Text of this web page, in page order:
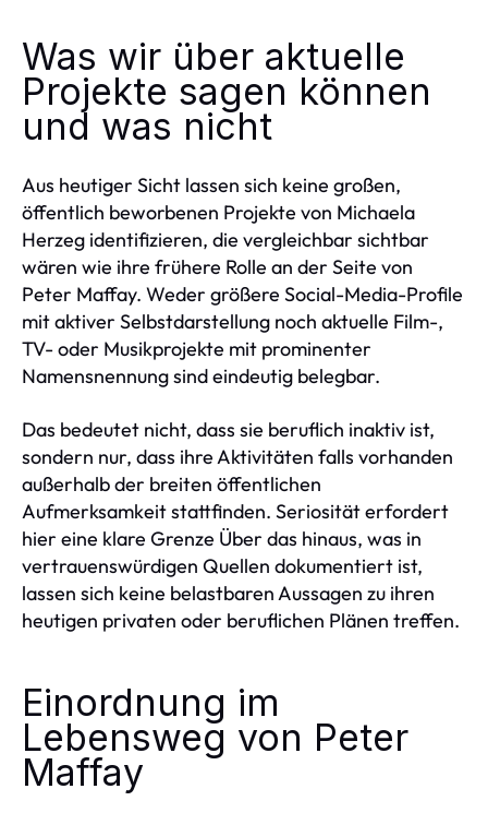
Was wir über aktuelle
Projekte sagen können
und was nicht
Aus heutiger Sicht lassen sich keine großen,
öffentlich beworbenen Projekte von Michaela
Herzeg identifizieren, die vergleichbar sichtbar
wären wie ihre frühere Rolle an der Seite von
Peter Maffay. Weder größere Social-Media-Profile
mit aktiver Selbstdarstellung noch aktuelle Film-,
TV- oder Musikprojekte mit prominenter
Namensnennung sind eindeutig belegbar.
Das bedeutet nicht, dass sie beruflich inaktiv ist,
sondern nur, dass ihre Aktivitäten falls vorhanden
außerhalb der breiten öffentlichen
Aufmerksamkeit stattfinden. Seriosität erfordert
hier eine klare Grenze Über das hinaus, was in
vertrauenswürdigen Quellen dokumentiert ist,
lassen sich keine belastbaren Aussagen zu ihren
heutigen privaten oder beruflichen Plänen treffen.
Einordnung im
Lebensweg von Peter
Maffay